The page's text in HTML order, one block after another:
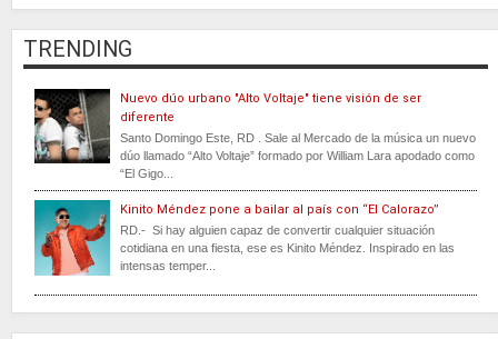
TRENDING
Nuevo dúo urbano "Alto Voltaje" tiene visión de ser
diferente
Santo Domingo Este, RD . Sale al Mercado de la música un nuevo
dúo llamado “Alto Voltaje” formado por William Lara apodado como
“El Gigo...
Kinito Méndez pone a bailar al país con “El Calorazo”
RD.- Si hay alguien capaz de convertir cualquier situación
cotidiana en una fiesta, ese es Kinito Méndez. Inspirado en las
intensas temper...